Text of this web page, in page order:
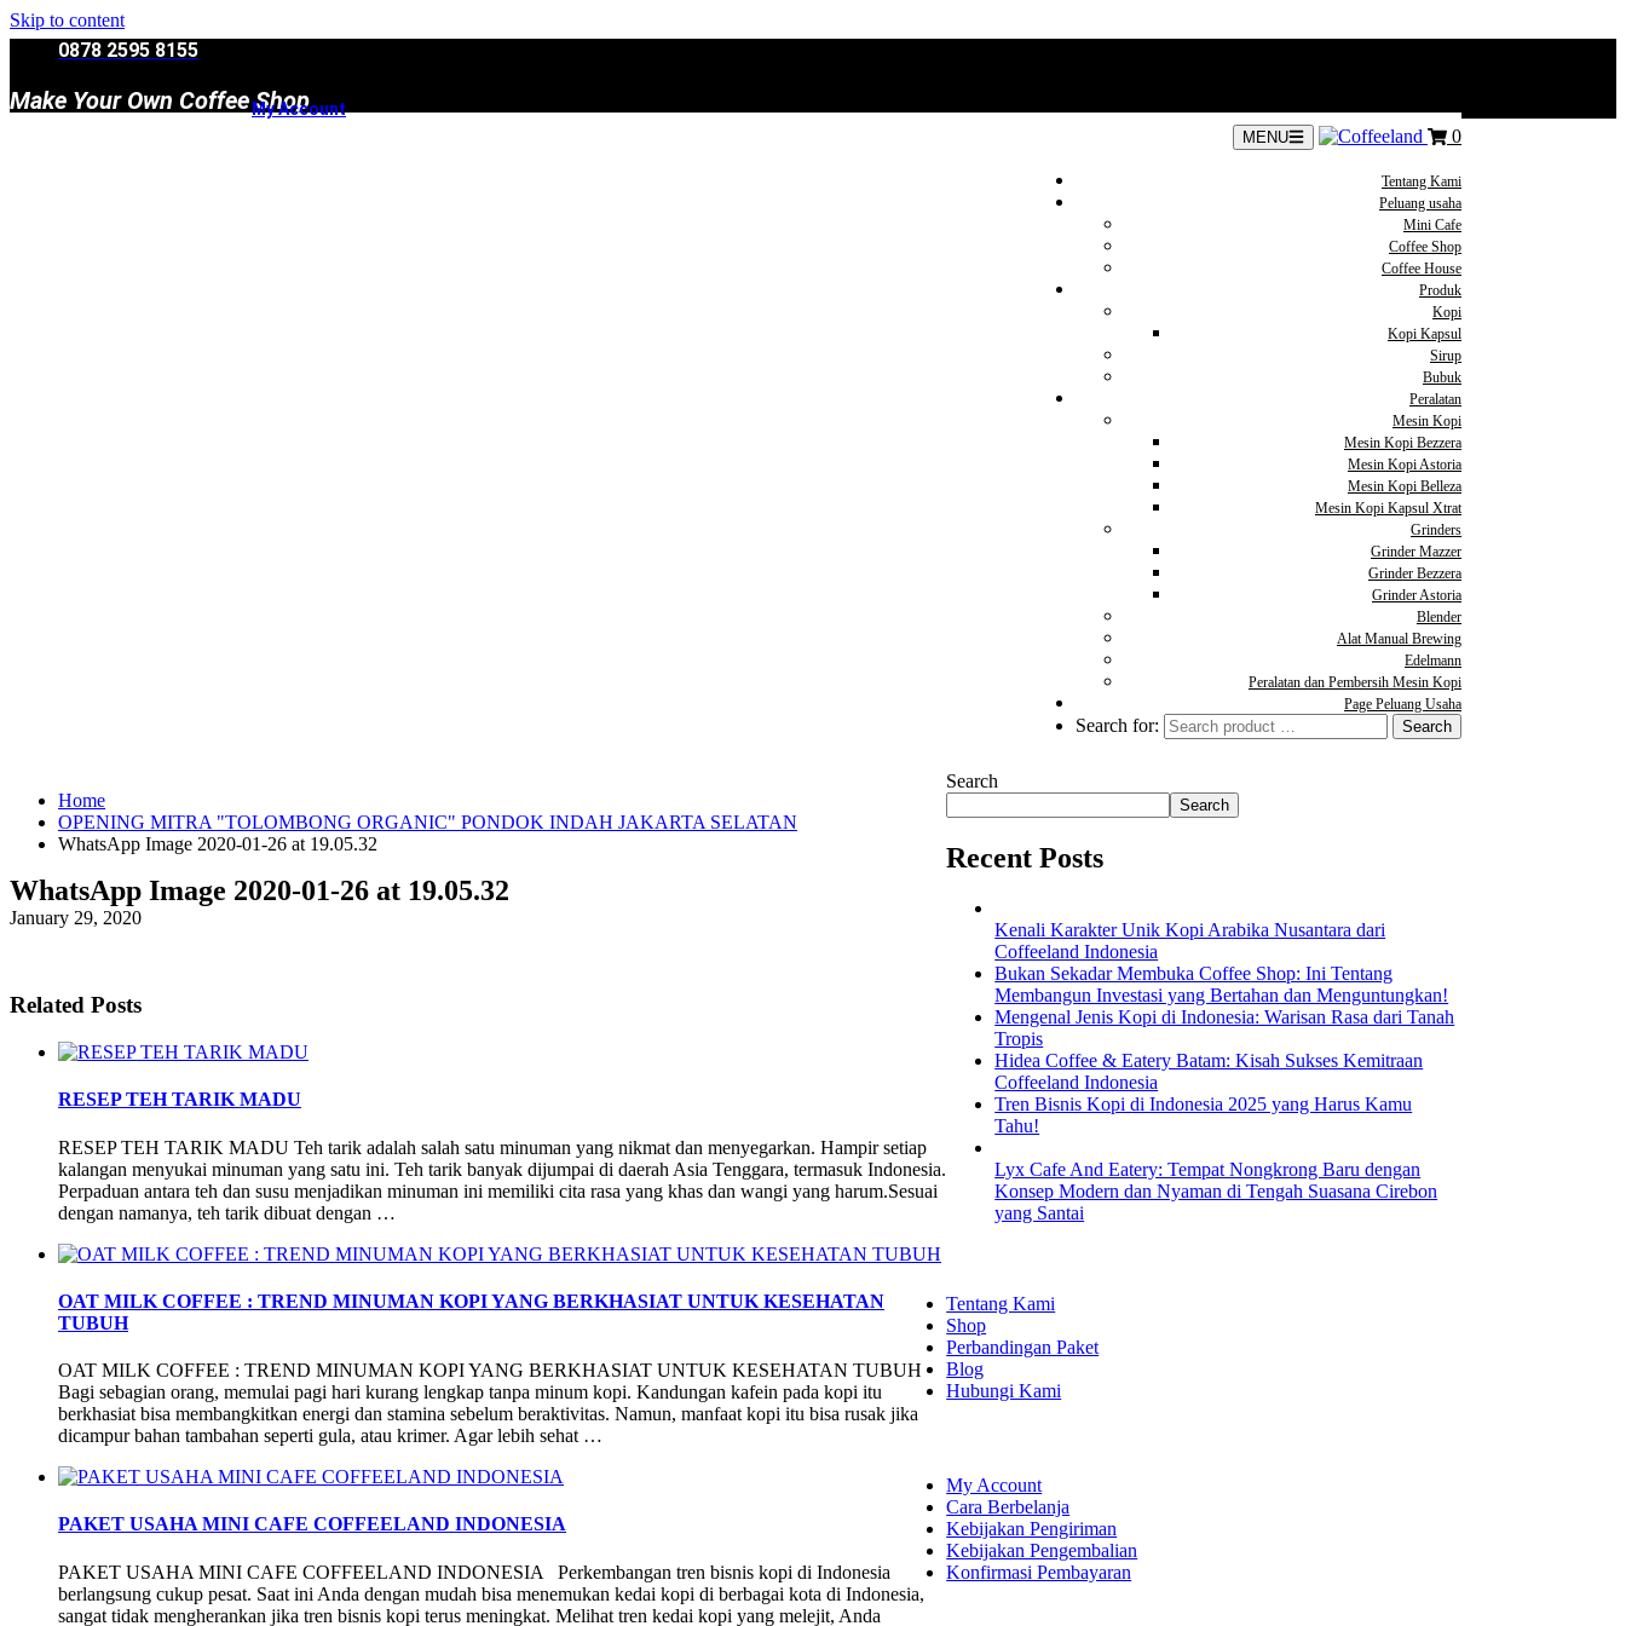
Skip to content
0878 2595 8155
Make Your Own Coffee Shop
My Account
MENU 0
Tentang Kami
Peluang usaha
Mini Cafe
Coffee Shop
Coffee House
Produk
Kopi
Kopi Kapsul
Sirup
Bubuk
Peralatan
Mesin Kopi
Mesin Kopi Bezzera
Mesin Kopi Astoria
Mesin Kopi Belleza
Mesin Kopi Kapsul Xtrat
Grinders
Grinder Mazzer
Grinder Bezzera
Grinder Astoria
Blender
Alat Manual Brewing
Edelmann
Peralatan dan Pembersih Mesin Kopi
Page Peluang Usaha
Search for:
Home
OPENING MITRA "TOLOMBONG ORGANIC" PONDOK INDAH JAKARTA SELATAN
WhatsApp Image 2020-01-26 at 19.05.32
WhatsApp Image 2020-01-26 at 19.05.32
January 29, 2020
Related Posts
RESEP TEH TARIK MADU
RESEP TEH TARIK MADU Teh tarik adalah salah satu minuman yang nikmat dan menyegarkan. Hampir setiap
kalangan menyukai minuman yang satu ini. Teh tarik banyak dijumpai di daerah Asia Tenggara, termasuk Indonesia.
Perpaduan antara teh dan susu menjadikan minuman ini memiliki cita rasa yang khas dan wangi yang harum.Sesuai
dengan namanya, teh tarik dibuat dengan …
OAT MILK COFFEE : TREND MINUMAN KOPI YANG BERKHASIAT UNTUK KESEHATAN
TUBUH
OAT MILK COFFEE : TREND MINUMAN KOPI YANG BERKHASIAT UNTUK KESEHATAN TUBUH
Bagi sebagian orang, memulai pagi hari kurang lengkap tanpa minum kopi. Kandungan kafein pada kopi itu
berkhasiat bisa membangkitkan energi dan stamina sebelum beraktivitas. Namun, manfaat kopi itu bisa rusak jika
dicampur bahan tambahan seperti gula, atau krimer. Agar lebih sehat …
PAKET USAHA MINI CAFE COFFEELAND INDONESIA
PAKET USAHA MINI CAFE COFFEELAND INDONESIA Perkembangan tren bisnis kopi di Indonesia
berlangsung cukup pesat. Saat ini Anda dengan mudah bisa menemukan kedai kopi di berbagai kota di Indonesia,
sangat tidak mengherankan jika tren bisnis kopi terus meningkat. Melihat tren kedai kopi yang melejit, Anda
Search
Search
Recent Posts
Kenali Karakter Unik Kopi Arabika Nusantara dari
Coffeeland Indonesia
Bukan Sekadar Membuka Coffee Shop: Ini Tentang
Membangun Investasi yang Bertahan dan Menguntungkan!
Mengenal Jenis Kopi di Indonesia: Warisan Rasa dari Tanah
Tropis
Hidea Coffee & Eatery Batam: Kisah Sukses Kemitraan
Coffeeland Indonesia
Tren Bisnis Kopi di Indonesia 2025 yang Harus Kamu
Tahu!
Lyx Cafe And Eatery: Tempat Nongkrong Baru dengan
Konsep Modern dan Nyaman di Tengah Suasana Cirebon
yang Santai
Tentang Kami
Shop
Perbandingan Paket
Blog
Hubungi Kami
My Account
Cara Berbelanja
Kebijakan Pengiriman
Kebijakan Pengembalian
Konfirmasi Pembayaran